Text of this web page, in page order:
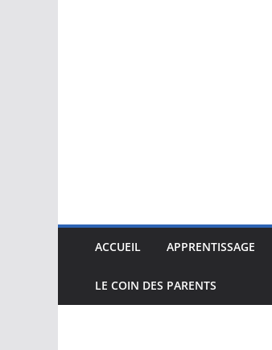
ACCUEIL APPRENTISSAGE
LE COIN DES PARENTS